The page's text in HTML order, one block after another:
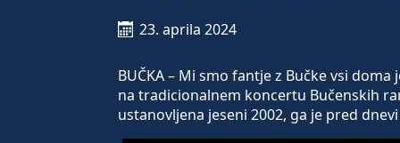
23. aprila 2024
BUČKA – Mi smo fantje z Bučke vsi
na tradicionalnem koncertu Bučenskih
ustanovljena jeseni 2002, ga je pred